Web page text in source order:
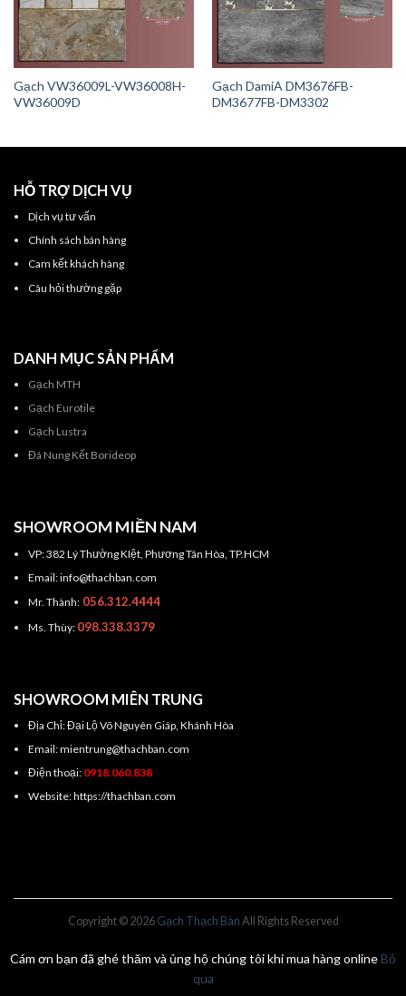
Gạch VW36009L-VW36008H-
VW36009D
Gạch DamiA DM3676FB-
DM3677FB-DM3302
HỖ TRỢ DỊCH VỤ
Dịch vụ tư vấn
Chính sách bán hàng
Cam kết khách hàng
Câu hỏi thường gặp
DANH MỤC SẢN PHẨM
Gạch MTH
Gạch Eurotile
Gạch Lustra
Đá Nung Kết Borideop
SHOWROOM MIỀN NAM
VP: 382 Lý Thường KIệt, Phương Tân Hòa, TP.HCM
Email: info@thachban.com
Mr. Thành:056.312.4444
Ms. Thùy: 098.338.3379
SHOWROOM MIÊN TRUNG
Địa Chỉ: Đại Lộ Võ Nguyên Giáp, Khánh Hòa
Email: mientrung@thachban.com
Điện thoại: 0918.060.838
Website: https://thachban.com
Copyright © 2026 Gạch Thạch Bàn All Rights Reserved
Cám ơn bạn đã ghé thăm và ủng hộ chúng tôi khi mua hàng online Bỏ
qua